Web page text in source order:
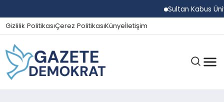
Sultan Kabus
Gizlilik PolitikasıÇerez PolitikasıKünyeİletişim